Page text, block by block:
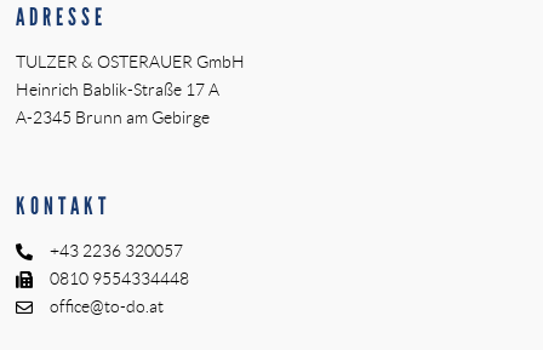
ADRESSE
TULZER & OSTERAUER GmbH
Heinrich Bablik-Straße 17 A
A-2345 Brunn am Gebirge
KONTAKT
+43 2236 320057
0810 9554334448
office@to-do.at